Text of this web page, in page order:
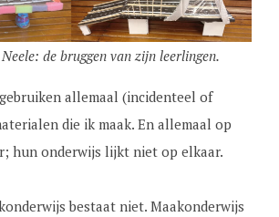
de bruggen van zijn leerlingen.
allemaal (incidenteel of
die ik maak. En allemaal op
hun onderwijs lijkt niet op elkaar.
bestaat niet. Maakonderwijs